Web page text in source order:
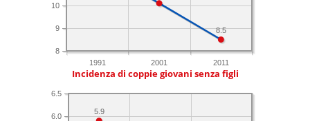
1991 2001 2011
8
9
10
8.5
Incidenza di coppie giovani senza figli
6.0
6.5
5.9